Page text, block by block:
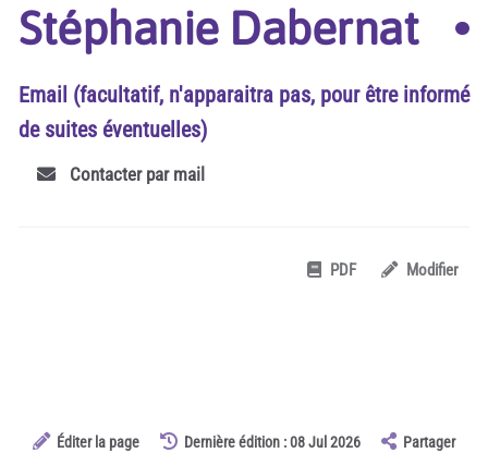
Stéphanie Dabernat
Email (facultatif, n'apparaitra pas, pour être informé
de suites éventuelles)
Contacter par mail
PDF Modifier
Éditer la page Dernière édition : 08 Jul 2026
Partager